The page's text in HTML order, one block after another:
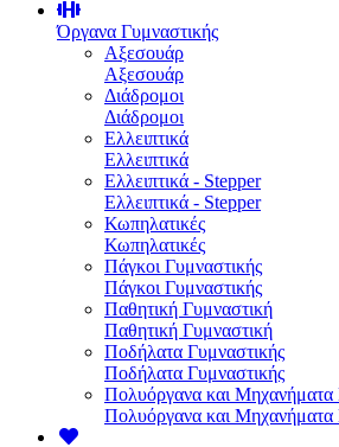
Όργανα Γυμναστικής
Αξεσουάρ
Αξεσουάρ
Διάδρομοι
Διάδρομοι
Ελλειπτικά
Ελλειπτικά
Ελλειπτικά - Stepper
Ελλειπτικά - Stepper
Κωπηλατικές
Κωπηλατικές
Πάγκοι Γυμναστικής
Πάγκοι Γυμναστικής
Παθητική Γυμναστική
Παθητική Γυμναστική
Ποδήλατα Γυμναστικής
Ποδήλατα Γυμναστικής
Πολυόργανα και Μηχανήματα
Πολυόργανα και Μηχανήματα